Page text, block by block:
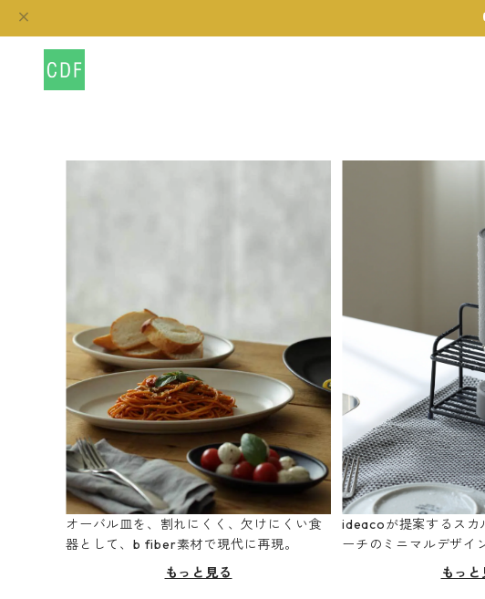
オーバル皿を、割れにくく、欠けにくい食
器として、b fiber素材で現代に再現。
もっと見る
ideacoが提案するスカ
ーチのミニマルデザイ
もっと